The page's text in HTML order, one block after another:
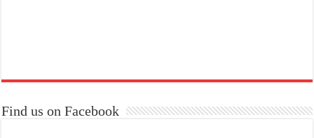
Find us on Facebook